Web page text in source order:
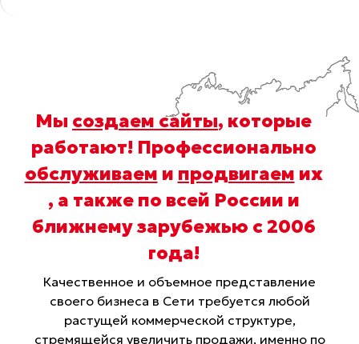
Мы создаем сайты, которые
работают! Профессионально
обслуживаем и продвигаем их
, а также по всей России и
ближнему зарубежью с 2006
года!
Качественное и объемное представление
своего бизнеса в Сети требуется любой
растущей коммерческой структуре,
стремящейся увеличить продажи, именно по